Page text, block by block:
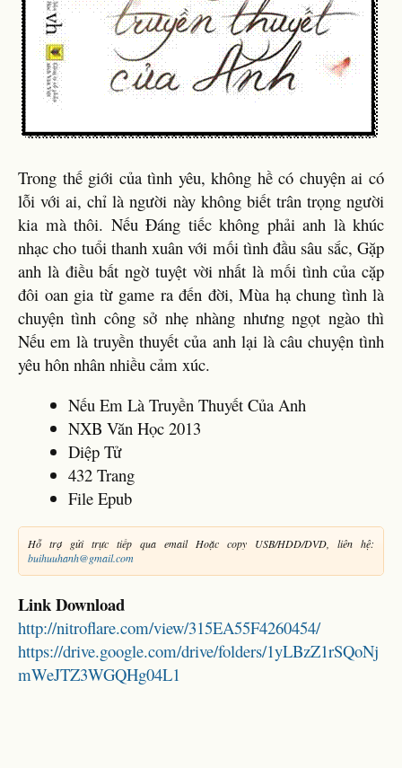
Trong thế giới của tình yêu, không hề có chuyện ai có
lỗi với ai, chỉ là người này không biết trân trọng người
kia mà thôi. Nếu Đáng tiếc không phải anh là khúc
nhạc cho tuổi thanh xuân với mối tình đầu sâu sắc, Gặp
anh là điều bất ngờ tuyệt vời nhất là mối tình của cặp
đôi oan gia từ game ra đến đời, Mùa hạ chung tình là
chuyện tình công sở nhẹ nhàng nhưng ngọt ngào thì
Nếu em là truyền thuyết của anh lại là câu chuyện tình
yêu hôn nhân nhiều cảm xúc.
Nếu Em Là Truyền Thuyết Của Anh
NXB Văn Học 2013
Diệp Tử
432 Trang
File Epub
Hỗ trợ gửi trực tiếp qua email Hoặc copy USB/HDD/DVD, liên hệ:
buihuuhanh@gmail.com
Link Download
http://nitroflare.com/view/315EA55F4260454/
https://drive.google.com/drive/folders/1yLBzZ1rSQoNj
mWeJTZ3WGQHg04L1